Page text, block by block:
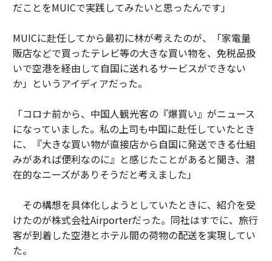
だことをMUICで実践してみたいと思ったんです」
MUICに赴任してから最初に林が考えたのが、「家電量
販店などで買ったテレビ等の大きな買い物を、免税品扱
いで空港を経由して自国に送れるサービスができない
か」というアイディアだった。
「コロナ前から、中国人観光客の『爆買い』がニュース
になっていました。私の上司も中国に赴任していたとき
に、『大きな買い物が直接店から自国に発送できる仕組
みがあれば便利なのに』と感じたことがあると聞き、潜
在的なニーズがありそうだと考えました」
その構想を具体化しようとしていたときに、紹介を受
けたのが株式会社Airporterだった。同社はすでに、旅行
客が到着した空港とホテル間の荷物の配送を実現してい
た。